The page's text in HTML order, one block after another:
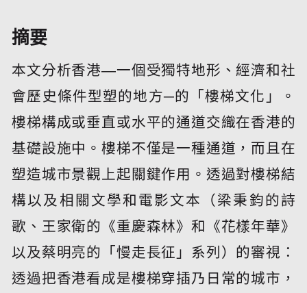
摘要
本文分析香港—一個受獨特地形、經濟和社
會歷史條件型塑的地方─的「樓梯文化」。
樓梯構成或垂直或水平的通道交織在香港的
基礎設施中。樓梯不僅是一種通道，而且在
塑造城市景觀上起關鍵作用。透過對樓梯結
構以及相關文學和電影文本（梁秉鈞的詩
歌、王家衛的《重慶森林》和《花樣年華》
以及蔡明亮的「慢走長征」系列）的審視：
透過把香港看成是樓梯穿插乃日常的城市，